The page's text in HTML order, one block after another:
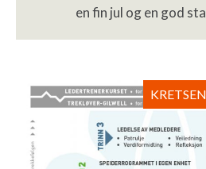
en fin jul og en god
KRETSEN